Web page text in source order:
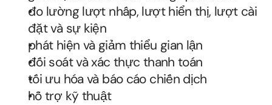
đo lường lượt nhấp, lượt hiển thị, lượt cài
đặt và sự kiện
phát hiện và giảm thiểu gian lận
đối soát và xác thực thanh toán
tối ưu hóa và báo cáo chiến dịch
hỗ trợ kỹ thuật